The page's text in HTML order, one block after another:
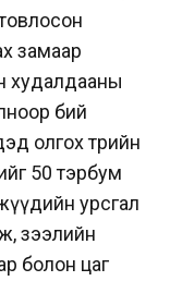
замаар
худалдааны
бий
олгох төрийн
50 тэрбум
урсгал
зээлийн
болон цаг